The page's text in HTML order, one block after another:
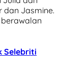
dan Jasmine.
Selebriti